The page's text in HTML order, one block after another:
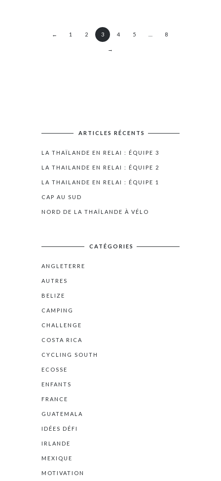
← 1 2 3 4 5 8
→
ARTICLES RÉCENTS
LA THAÏLANDE EN RELAI : ÉQUIPE 3
LA THAILANDE EN RELAI : ÉQUIPE 2
LA THAILANDE EN RELAI : ÉQUIPE 1
CAP AU SUD
NORD DE LA THAÏLANDE À VÉLO
CATÉGORIES
ANGLETERRE
AUTRES
BELIZE
CAMPING
CHALLENGE
COSTA RICA
CYCLING SOUTH
ECOSSE
ENFANTS
FRANCE
GUATEMALA
IDÉES DÉFI
IRLANDE
MEXIQUE
MOTIVATION